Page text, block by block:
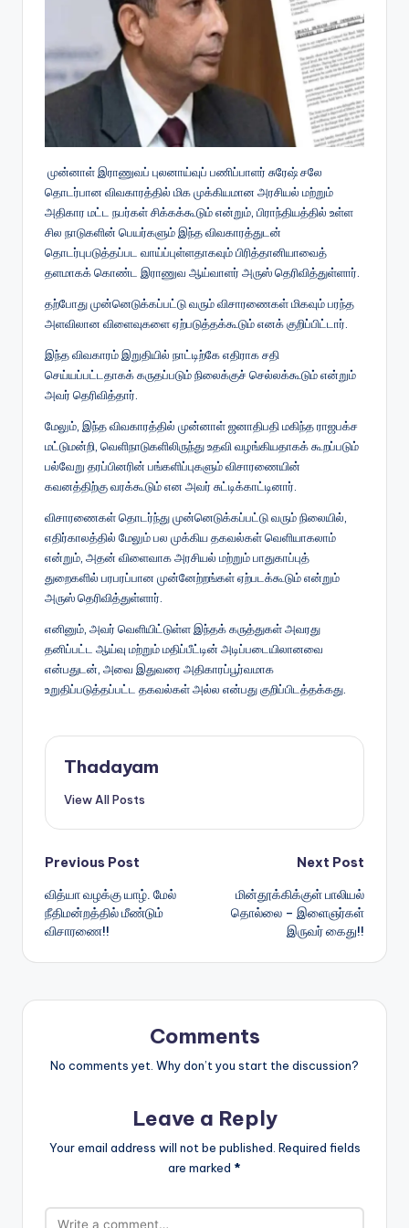
முன்னாள் இராணுவப் புலனாய்வுப் பணிப்பாளர் சுரேஷ் சலே
தொடர்பான விவகாரத்தில் மிக முக்கியமான அரசியல் மற்றும்
அதிகார மட்ட நபர்கள் சிக்கக்கூடும் என்றும், பிராந்தியத்தில் உள்ள
சில நாடுகளின் பெயர்களும் இந்த விவகாரத்துடன்
தொடர்புபடுத்தப்பட வாய்ப்புள்ளதாகவும் பிரித்தானியாவைத்
தளமாகக் கொண்ட இராணுவ ஆய்வாளர் அருஸ் தெரிவித்துள்ளார்.
தற்போது முன்னெடுக்கப்பட்டு வரும் விசாரணைகள் மிகவும் பரந்த
அளவிலான விளைவுகளை ஏற்படுத்தக்கூடும் எனக் குறிப்பிட்டார்.
இந்த விவகாரம் இறுதியில் நாட்டிற்கே எதிராக சதி
செய்யப்பட்டதாகக் கருதப்படும் நிலைக்குச் செல்லக்கூடும் என்றும்
அவர் தெரிவித்தார்.
மேலும், இந்த விவகாரத்தில் முன்னாள் ஜனாதிபதி மகிந்த ராஜபக்ச
மட்டுமன்றி, வெளிநாடுகளிலிருந்து உதவி வழங்கியதாகக் கூறப்படும்
பல்வேறு தரப்பினரின் பங்களிப்புகளும் விசாரணையின்
கவனத்திற்கு வரக்கூடும் என அவர் சுட்டிக்காட்டினார்.
விசாரணைகள் தொடர்ந்து முன்னெடுக்கப்பட்டு வரும் நிலையில்,
எதிர்காலத்தில் மேலும் பல முக்கிய தகவல்கள் வெளியாகலாம்
என்றும், அதன் விளைவாக அரசியல் மற்றும் பாதுகாப்புத்
துறைகளில் பரபரப்பான முன்னேற்றங்கள் ஏற்படக்கூடும் என்றும்
அருஸ் தெரிவித்துள்ளார்.
எனினும், அவர் வெளியிட்டுள்ள இந்தக் கருத்துகள் அவரது
தனிப்பட்ட ஆய்வு மற்றும் மதிப்பீட்டின் அடிப்படையிலானவை
என்பதுடன், அவை இதுவரை அதிகாரப்பூர்வமாக
உறுதிப்படுத்தப்பட்ட தகவல்கள் அல்ல என்பது குறிப்பிடத்தக்கது.
Thadayam
View All Posts
Post
navigation
Previous Post
வித்யா வழக்கு யாழ். மேல்
நீதிமன்றத்தில் மீண்டும்
விசாரணை!!
Next Post
மின்தூக்கிக்குள் பாலியல்
தொல்லை – இளைஞர்கள்
இருவர் கைது!!
Comments
No comments yet. Why don’t you start the discussion?
Leave a Reply
Your email address will not be published. Required fields
are marked *